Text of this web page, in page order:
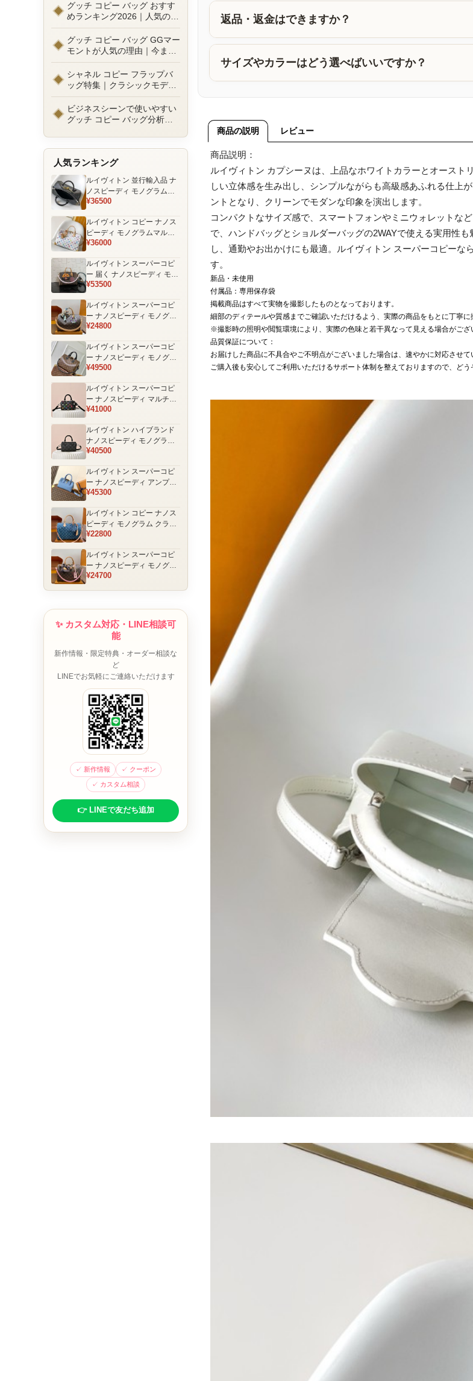
グッチ コピー バッグ おすす
めランキング2026｜人気の
GGマーモントから定番モデ
ルまで徹底比較！コピーバッ
グ通販の選び方
グッチ コピー バッグ GGマー
モントが人気の理由｜今また
選ばれる定番ラグジュアリー
バッグとは
シャネル コピー フラップバ
ッグ特集｜クラシックモデル
の魅力と永遠に愛される理由
ビジネスシーンで使いやすい
グッチ コピー バッグ分析｜
人気ランキング
ルイヴィトン 並行輸入品 ナ
ノスピーディ モノグラムエ
クリプス ブラック チェーン
¥36500
ルイヴィトン コピー ナノス
ピーディ モノグラムマルチ
カラー ホワイト ゴールド金
バッグ
¥36000
ルイヴィトン スーパーコピ
ー 届く ナノスピーディ モノ
グラム ポーチ付き ミニボス
品
¥53500
ルイヴィトン スーパーコピ
ー ナノスピーディ モノグラ
ム 編み込みストラップ ミニ
気モデル
¥24800
ルイヴィトン スーパーコピ
ー ナノスピーディ モノグラ
ム ブラックハンドル 2WAY
¥49500
ルイヴィトン スーパーコピ
ー ナノスピーディ マルチカ
ラーモノグラム ミニボスト
ス
¥41000
ルイヴィトン ハイブランド
ナノスピーディ モノグラム
シャドウ 2WAYミニバッグ
¥40500
ルイヴィトン スーパーコピ
ー ナノスピーディ アンプラ
ントレザー ミニボストンバ
すめ
¥45300
ルイヴィトン コピー ナノス
ピーディ モノグラム クラシ
ックデザイン ミニボストン
¥22800
ルイヴィトン スーパーコピ
ー ナノスピーディ モノグラ
ム チャーム装飾 ミニボスト
¥24700
✨ カスタム対応・LINE相談可
能
新作情報・限定特典・オーダー相談な
ど
LINEでお気軽にご連絡いただけます
✓ 新作情報 ✓ クーポン
✓ カスタム相談
👉 LINEで友だち追加
返品・返金はできますか？
サイズやカラーはどう選べばいいですか？
商品の説明 レビュー
商品説明：
ルイヴィトン カプシーヌは、上品なホワイトカラーとオース
しい立体感を生み出し、シンプルながらも高級感あふれる仕上
ントとなり、クリーンでモダンな印象を演出します。
コンパクトなサイズ感で、スマートフォンやミニウォレットな
で、ハンドバッグとショルダーバッグの2WAYで使える実用性
し、通勤やお出かけにも最適。ルイヴィトン スーパーコピー
す。
新品・未使用
付属品：専用保存袋
掲載商品はすべて実物を撮影したものとなっております。
細部のディテールや質感までご確認いただけるよう、実際の商品をもとに丁寧
※撮影時の照明や閲覧環境により、実際の色味と若干異なって見える場合がご
品質保証について：
お届けした商品に不具合やご不明点がございました場合は、速やかに対応させて
ご購入後も安心してご利用いただけるサポート体制を整えておりますので、どう